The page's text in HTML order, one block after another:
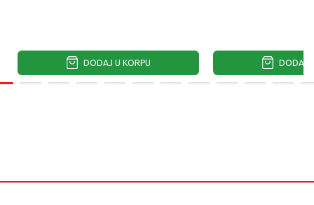
DODAJ U KORPU DODAJ